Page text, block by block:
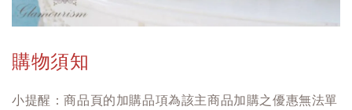
購物須知
小提醒：商品頁的加購品項為該主商品加購之優惠無法單